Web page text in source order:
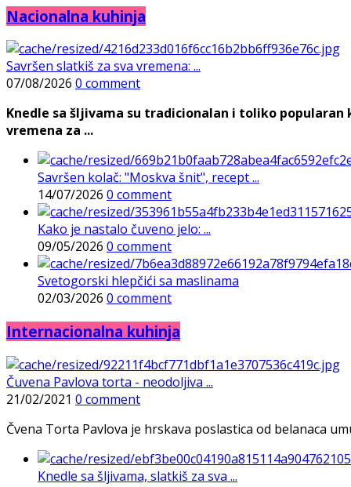
Nacionalna kuhinja
Savršen slatkiš za sva vremena: ...
07/08/2026 0 comment
Knedle sa šljivama su tradicionalan i toliko
vremena za ...
Savršen kolač: "Moskva šnit", recept ...
14/07/2026 0 comment
Kako je nastalo čuveno jelo: ...
09/05/2026 0 comment
Svetogorski hlepčići sa maslinama
02/03/2026 0 comment
Internacionalna kuhinja
Čuvena Pavlova torta - neodoljiva ...
21/02/2021 0 comment
Čvena Torta Pavlova je hrskava poslastica od belanaca
Knedle sa šljivama, slatkiš za sva ...